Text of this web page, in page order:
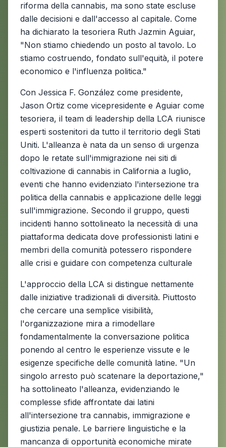
riforma della cannabis, ma sono state escluse
dalle decisioni e dall'accesso al capitale. Come
ha dichiarato la tesoriera Ruth Jazmin Aguiar,
"Non stiamo chiedendo un posto al tavolo. Lo
stiamo costruendo, fondato sull'equità, il potere
economico e l'influenza politica."
Con Jessica F. González come presidente,
Jason Ortiz come vicepresidente e Aguiar come
tesoriera, il team di leadership della LCA riunisce
esperti sostenitori da tutto il territorio degli Stati
Uniti. L'alleanza è nata da un senso di urgenza
dopo le retate sull'immigrazione nei siti di
coltivazione di cannabis in California a luglio,
eventi che hanno evidenziato l'intersezione tra
politica della cannabis e applicazione delle leggi
sull'immigrazione. Secondo il gruppo, questi
incidenti hanno sottolineato la necessità di una
piattaforma dedicata dove professionisti latini e
membri della comunità potessero rispondere
alle crisi e guidare con competenza culturale
L'approccio della LCA si distingue nettamente
dalle iniziative tradizionali di diversità. Piuttosto
che cercare una semplice visibilità,
l'organizzazione mira a rimodellare
fondamentalmente la conversazione politica
ponendo al centro le esperienze vissute e le
esigenze specifiche delle comunità latine. "Un
singolo arresto può scatenare la deportazione,"
ha sottolineato l'alleanza, evidenziando le
complesse sfide affrontate dai latini
all'intersezione tra cannabis, immigrazione e
giustizia penale. Le barriere linguistiche e la
mancanza di opportunità economiche mirate